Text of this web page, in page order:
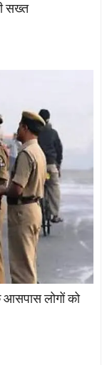
सख्त
आसपास लोगों को